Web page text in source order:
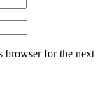
browser for the next